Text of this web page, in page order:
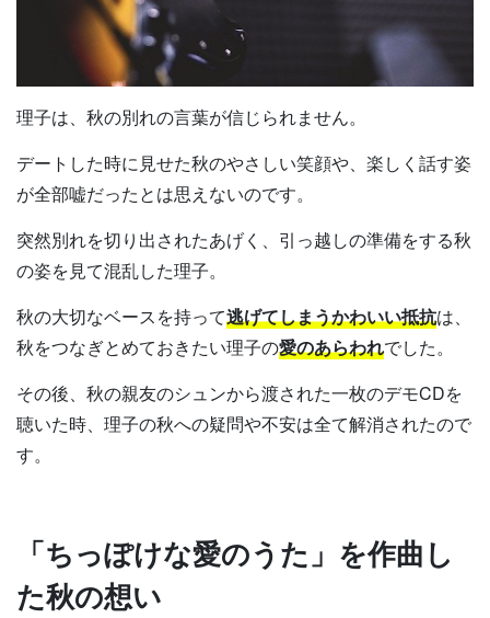
理子は、秋の別れの言葉が信じられません。
デートした時に見せた秋のやさしい笑顔や、楽しく話す姿
が全部嘘だったとは思えないのです。
突然別れを切り出されたあげく、引っ越しの準備をする秋
の姿を見て混乱した理子。
秋の大切なベースを持って逃げてしまうかわいい抵抗は、
秋をつなぎとめておきたい理子の愛のあらわれでした。
その後、秋の親友のシュンから渡された一枚のデモCDを
聴いた時、理子の秋への疑問や不安は全て解消されたので
す。
「ちっぽけな愛のうた」を作曲し
た秋の想い